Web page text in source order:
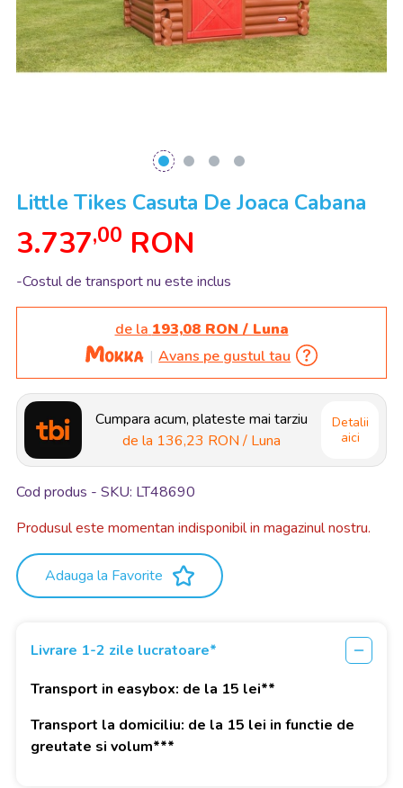
Little Tikes Casuta De Joaca Cabana
3.737,00 RON
-Costul de transport nu este inclus
de la 193,08 RON / Luna
Avans pe gustul tau
Cumpara acum, plateste mai tarziu
de la 136,23 RON / Luna
Detalii
aici
Cod produs - SKU LT48690
Produsul este momentan indisponibil in magazinul nostru.
Adauga la Favorite
Livrare 1-2 zile lucratoare*
Transport in easybox: de la 15 lei**
Transport la domiciliu: de la 15 lei in functie de
greutate si volum***